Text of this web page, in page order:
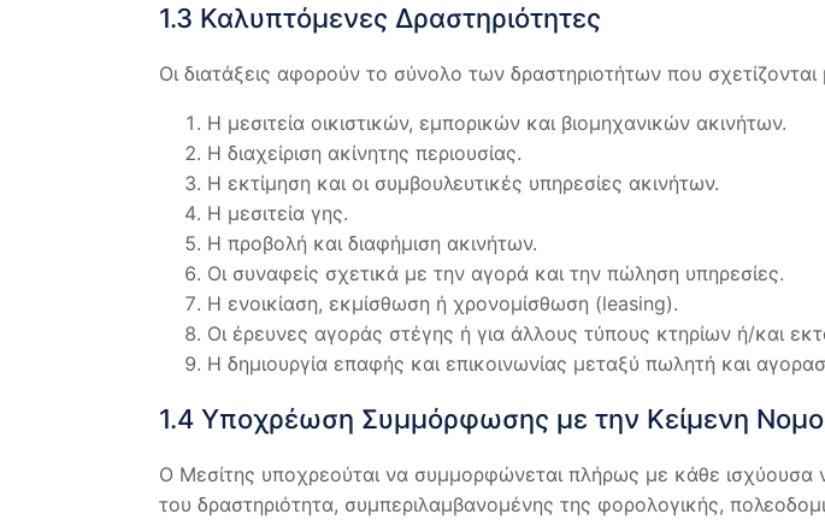
1.3 Καλυπτόμενες Δραστηριότητες
Οι διατάξεις αφορούν το σύνολο των δραστηριοτήτων που
Η μεσιτεία οικιστικών, εμπορικών και βιομηχανικών ακινήτων.
Η διαχείριση ακίνητης περιουσίας.
Η εκτίμηση και οι συμβουλευτικές υπηρεσίες ακινήτων.
Η μεσιτεία γης.
Η προβολή και διαφήμιση ακινήτων.
Οι συναφείς σχετικά με την αγορά και την πώληση υπηρεσίες.
Η ενοικίαση, εκμίσθωση ή χρονομίσθωση (leasing).
Οι έρευνες αγοράς στέγης ή για άλλους τύπους κτηρίων ή/και
Η δημιουργία επαφής και επικοινωνίας μεταξύ πωλητή και
1.4 Υποχρέωση Συμμόρφωσης με την Κείμενη
Ο Μεσίτης υποχρεούται να συμμορφώνεται πλήρως με κάθε ισχύουσα
του δραστηριότητα, συμπεριλαμβανομένης της φορολογικής,